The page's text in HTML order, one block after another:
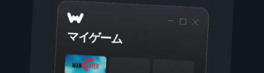
マイゲーム